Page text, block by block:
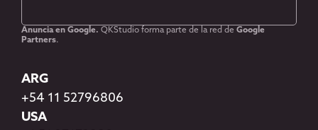
Anuncia en Google. QKStudio forma parte de la red de Google
Partners.
ARG
+54 11 52796806
USA